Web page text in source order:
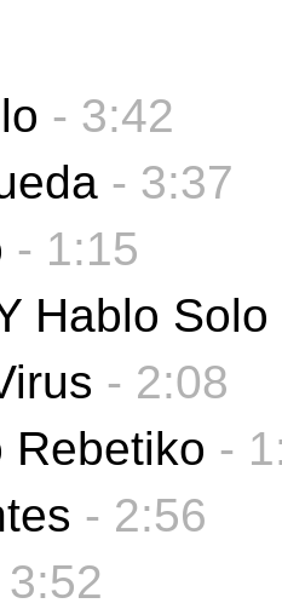
- 3:42
- 3:37
- 1:15
Hablo Solo
- 2:08
Rebetiko -
- 2:56
3:52